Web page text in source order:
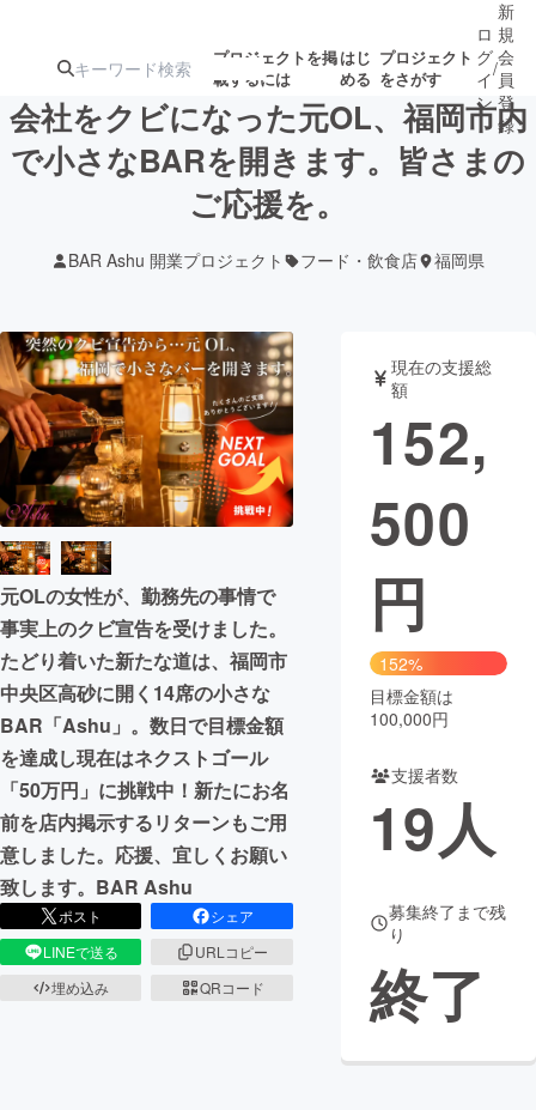
プロジェクトを掲
載するには
はじ
める
プロジェクト
をさがす
注目の新着プロ募集終了が近いプ
ロジェクト
テクノロジー・ガジェット
映像・映画 書籍・雑誌
ビジネス・起業 チャレンジ
まちづくり・地域活性化
CAMPFIRE for Social Good
CAMPFIRE Creation
CAMPFIREふるさと納税
コミュニティ
ロ
グ
イ
ン
/
新
規
会
員
登
録
会社をクビになった元OL、福岡市内
で小さなBARを開きます。皆さまの
ご応援を。
BAR Ashu 開業プロジェクト フード・飲食店 福岡県
元OLの女性が、勤務先の事情で
事実上のクビ宣告を受けました。
たどり着いた新たな道は、福岡市
中央区高砂に開く14席の小さな
BAR「Ashu」。数日で目標金額
を達成し現在はネクストゴール
「50万円」に挑戦中！新たにお名
前を店内掲示するリターンもご用
意しました。応援、宜しくお願い
致します。BAR Ashu
ポスト
シェア
LINEで送る
URLコピー
埋め込み
QRコード
現在の支援総
額
152,
500
円
152%
目標金額は
100,000円
支援者数
19人
募集終了まで残
り
終了